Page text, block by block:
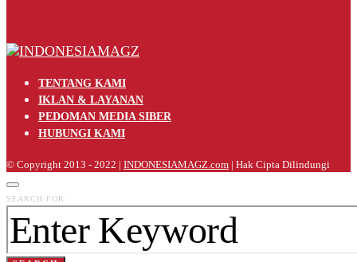
TENTANG KAMI
IKLAN & LAYANAN
PEDOMAN MEDIA SIBER
HUBUNGI KAMI
© Copyright 2013 - 2022 | INDONESIAMAGZ.com | Hak Cipta Dilindungi
SEARCH FOR: